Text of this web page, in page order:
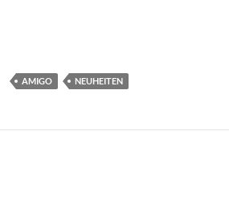
AMIGO NEUHEITEN